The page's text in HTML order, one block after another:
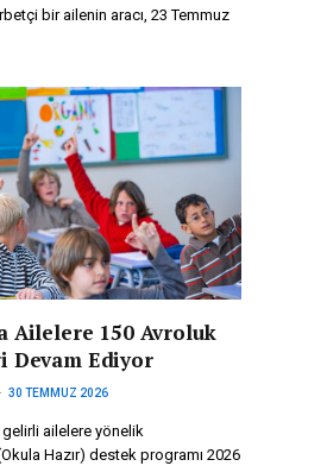
bir ailenin aracı, 23 Temmuz
Ailelere 150 Avroluk
Devam Ediyor
30 TEMMUZ 2026
ailelere yönelik
Hazır) destek programı 2026